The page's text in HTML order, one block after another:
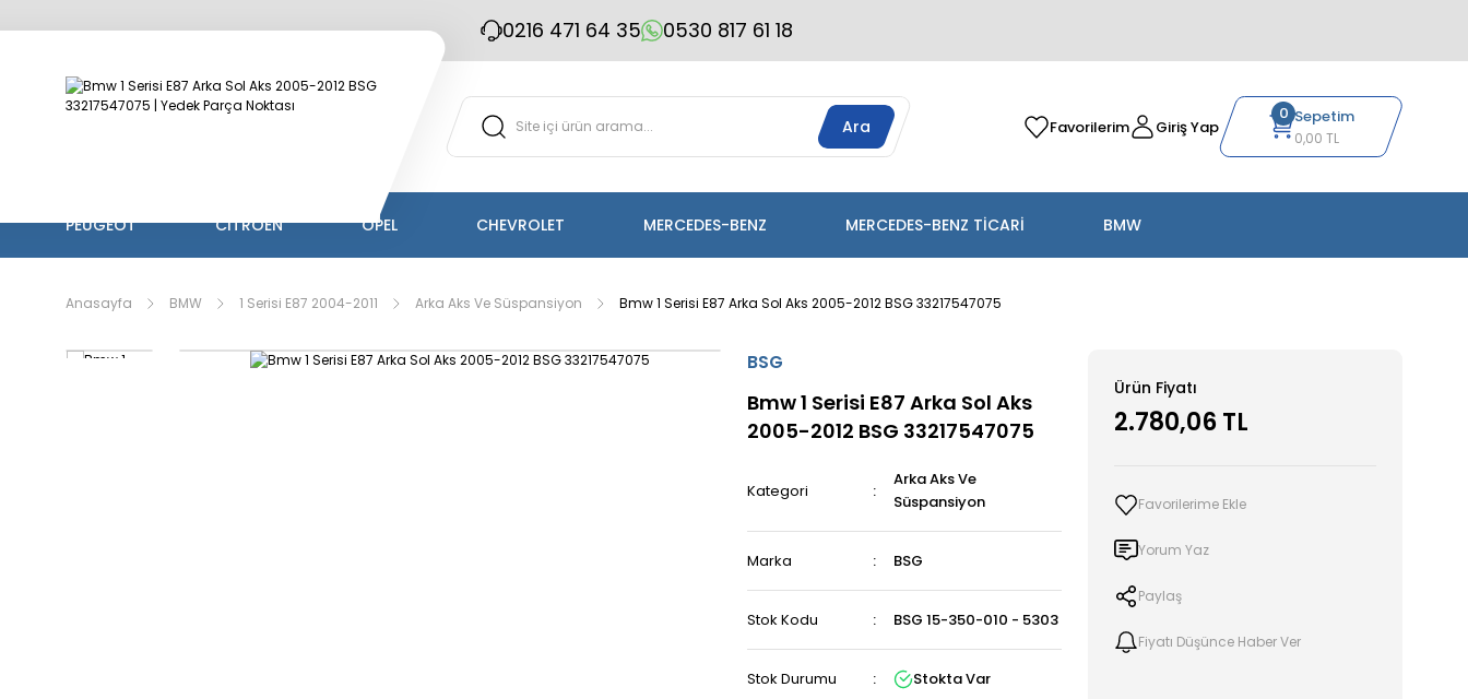
0216 471 64 35 0530 817 61 18
Ara Favorilerim Giriş Yap
0 Sepetim
0,00 TL
PEUGEOT CİTROEN OPEL CHEVROLET MERCEDES-BENZ MERCEDES-BENZ TİCARİ BMW
Anasayfa BMW 1 Serisi E87 2004-2011 Arka Aks Ve Süspansiyon Bmw 1 Serisi E87 Arka Sol Aks 2005-2012 BSG 33217547075
BSG
Bmw 1 Serisi E87 Arka Sol Aks
2005-2012 BSG 33217547075
Kategori
Arka Aks Ve
Süspansiyon
Marka BSG
Stok Kodu BSG 15-350-010 - 5303
Stok Durumu Stokta Var
Ürün Fiyatı
2.780,06 TL
Yorum Yaz
Paylaş
Fiyatı Düşünce Haber Ver